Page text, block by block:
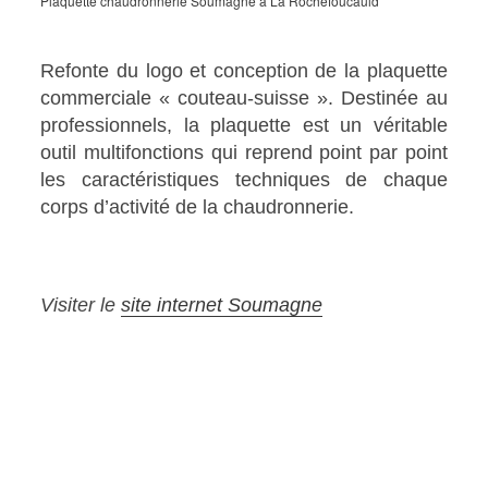
Refonte du logo et conception de la plaquette
commerciale « couteau-suisse ». Destinée au
professionnels, la plaquette est un véritable
outil multifonctions qui reprend point par point
les caractéristiques techniques de chaque
corps d’activité de la chaudronnerie.
Visiter lesite internet Soumagne